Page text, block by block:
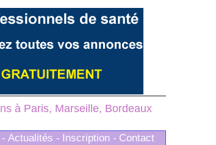
à Paris, Marseille, Bordeaux
Actualités - Inscription - Contact